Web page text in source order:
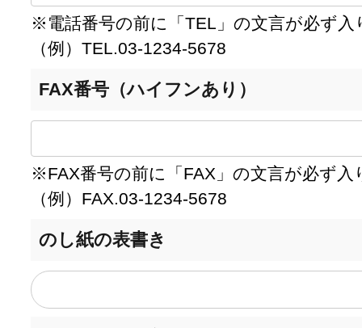
※電話番号の前に「TEL」の文言が必ず入
（例）TEL.03-1234-5678
FAX番号（ハイフンあり）
※FAX番号の前に「FAX」の文言が必ず入
（例）FAX.03-1234-5678
のし紙の表書き